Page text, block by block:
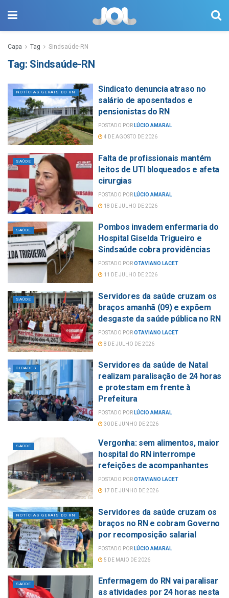
Capa Tag Sindsaúde-RN
Tag: Sindsaúde-RN
NOTÍCIAS GERAIS DO RN
Sindicato denuncia atraso no
salário de aposentados e
pensionistas do RN
POSTADO POR LÚCIO AMARAL
4 DE AGOSTO DE 2026
SAÚDE
Falta de profissionais mantém
leitos de UTI bloqueados e afeta
cirurgias
POSTADO POR LÚCIO AMARAL
18 DE JULHO DE 2026
SAÚDE
Pombos invadem enfermaria do
Hospital Giselda Trigueiro e
Sindsaúde cobra providências
POSTADO POROTAVIANO LACET
11 DE JULHO DE 2026
SAÚDE
Servidores da saúde cruzam os
braços amanhã (09) e expõem
desgaste da saúde pública no RN
POSTADO POROTAVIANO LACET
8 DE JULHO DE 2026
CIDADES
Servidores da saúde de Natal
realizam paralisação de 24 horas
e protestam em frente à
Prefeitura
POSTADO POR LÚCIO AMARAL
30 DE JUNHO DE 2026
SAÚDE
Vergonha: sem alimentos, maior
hospital do RN interrompe
refeições de acompanhantes
POSTADO POROTAVIANO LACET
17 DE JUNHO DE 2026
NOTÍCIAS GERAIS DO RN
Servidores da saúde cruzam os
braços no RN e cobram Governo
por recomposição salarial
POSTADO POR LÚCIO AMARAL
5 DE MAIO DE 2026
SAÚDE
Enfermagem do RN vai paralisar
as atividades por 24 horas nesta